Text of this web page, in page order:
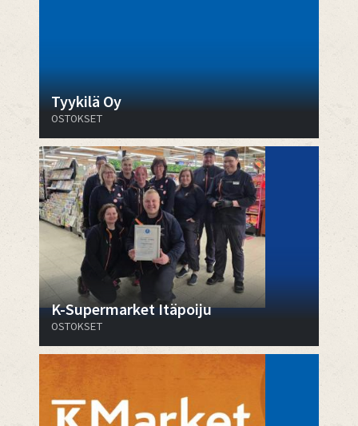
Tyykilä Oy
OSTOKSET
K-Supermarket Itäpoiju
OSTOKSET